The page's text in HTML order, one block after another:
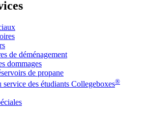
de déménagement
dommages
de propane
service des étudiants Collegeboxes®